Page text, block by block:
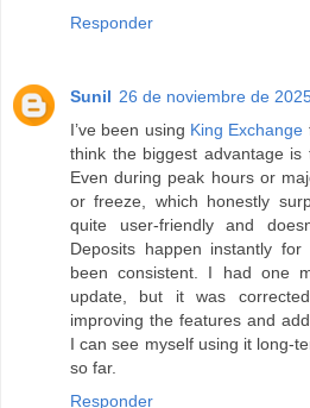
Responder
Sunil 26 de noviembre de
I’ve been using King Exchange
think the biggest advantage is
Even during peak hours or
or freeze, which honestly
quite user-friendly and
Deposits happen instantly
been consistent. I had one
update, but it was
improving the features and
I can see myself using it long-
so far.
Responder